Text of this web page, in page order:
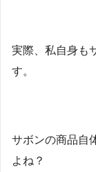
実際、私自身も
す。
サボンの商品自
よね？